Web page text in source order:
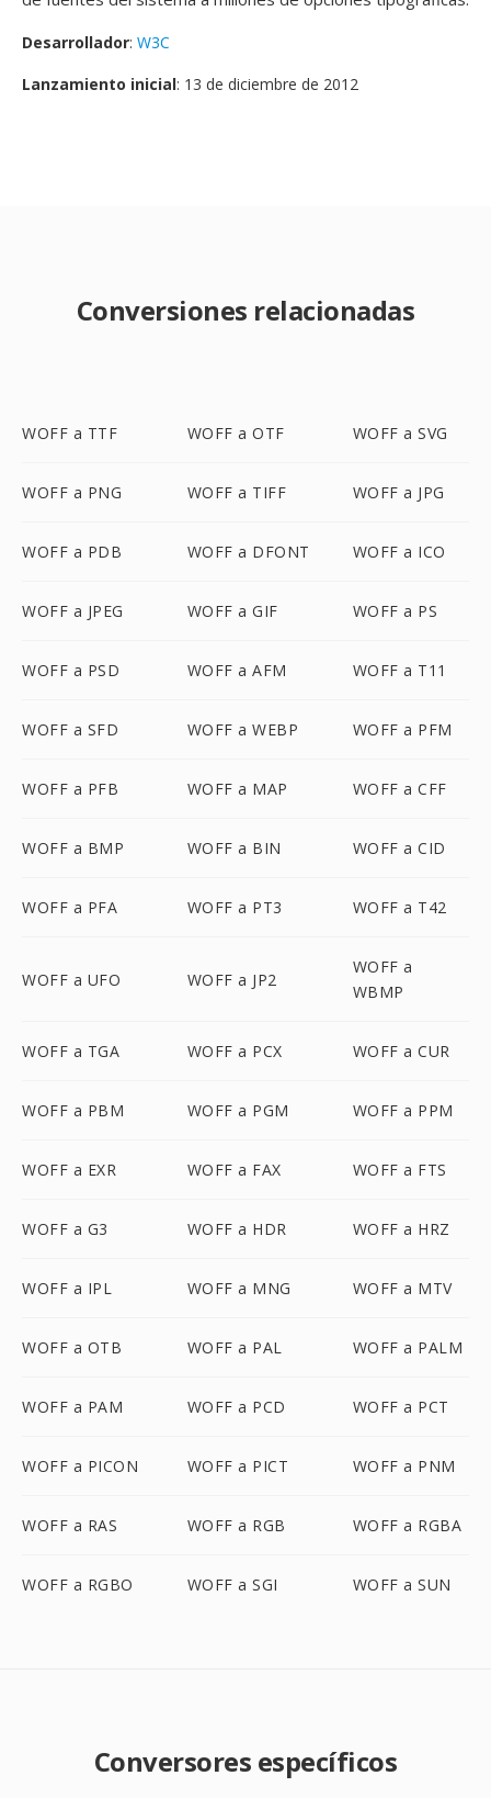
Desarrollador: W3C
Lanzamiento inicial: 13 de diciembre de 2012
Conversiones relacionadas
WOFF a TTF WOFF a OTF WOFF a SVG
WOFF a PNG WOFF a TIFF WOFF a JPG
WOFF a PDB WOFF a DFONT WOFF a ICO
WOFF a JPEG WOFF a GIF WOFF a PS
WOFF a PSD WOFF a AFM WOFF a T11
WOFF a SFD WOFF a WEBP WOFF a PFM
WOFF a PFB WOFF a MAP WOFF a CFF
WOFF a BMP WOFF a BIN WOFF a CID
WOFF a PFA WOFF a PT3 WOFF a T42
WOFF a UFO WOFF a JP2
WOFF a
WBMP
WOFF a TGA WOFF a PCX WOFF a CUR
WOFF a PBM WOFF a PGM WOFF a PPM
WOFF a EXR WOFF a FAX WOFF a FTS
WOFF a G3 WOFF a HDR WOFF a HRZ
WOFF a IPL WOFF a MNG WOFF a MTV
WOFF a OTB WOFF a PAL WOFF a PALM
WOFF a PAM WOFF a PCD WOFF a PCT
WOFF a PICON WOFF a PICT WOFF a PNM
WOFF a RAS WOFF a RGB WOFF a RGBA
WOFF a RGBO WOFF a SGI WOFF a SUN
Conversores específicos